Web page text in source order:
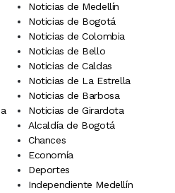
Noticias de Medellín
Noticias de Bogotá
Noticias de Colombia
Noticias de Bello
Noticias de Caldas
Noticias de La Estrella
Noticias de Barbosa
Noticias de Girardota
Alcaldía de Bogotá
Chances
Economía
Deportes
Independiente Medellín